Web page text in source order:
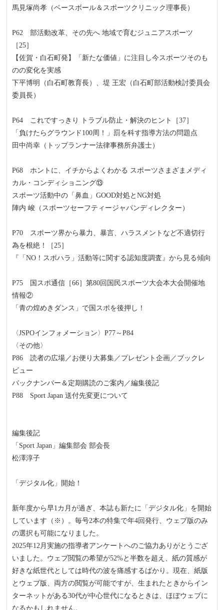
馬見塚尚孝（ベースボール＆スポーツクリニック理事長）
P62 部活動改革、その先へ 地域で育むジュニアスポーツ
［25］
【佐賀・白石町発】「新たな価値」に注目し今スポーツそのも
のの変化を実感
下平博明（白石町教育長）、堤 王宏（白石町部活動検討委員会
委員長）
P64 これですっきり トラブル防止・解決のヒント［37］
「負けたらグラウンド100周！」罰を科す指導方法の問題点
田中尚幸（トップランナー法律事務所弁護士）
P68 ホントに、イチからよくわかる スポーツさまざまメディ
カル・コンディショニング⑬
スポーツ活動中の「鼻血」GOOD対処とNG対処
陣内 峻（スポーツセーフティージャパンディレクター）
P70 スポーツ界から暴力、暴言、ハラスメントなど不適切行
為を根絶！［25］
『「NO！スポハラ」活動等に関する認知度調査』から見る傾向
P75 国スポ通信［66］第80回国民スポーツ大会本大会開催地
情報②
「青の煌めきダンス」で国スポを後押し！
〈JSPOインフォメーション〉P77～P84
〈その他〉
P86 読者の広場／お便り大募集／プレゼント企画／ブックレ
ビュー
バックナンバー＆定期購読のご案内／編集後記
P88 Sport Japan 送付先変更について
編集後記
「Sport Japan」編集部会 部会長
松澤淳子
「デジタル化」開始！
新年度から早1カ月が過ぎ、本誌も新たに「デジタル化」を開始
しています（※）。毎号2本の特集で年4回発行、ウェブ版のみ
の選択も可能になりました。
2025年12月実施の指導者アンケートへのご協力ありがとうござ
いました。ウェブ閲覧の希望が52%と半数を超え、紙の質感が
好きな紙世代としては時代の波を痛感するばかり。現在、紙版
とウェブ版、両方の閲覧が可能ですが、生まれたときからイン
ターネットがある30代が中心世代になるときは、ほぼウェブに
なるかもしれません。